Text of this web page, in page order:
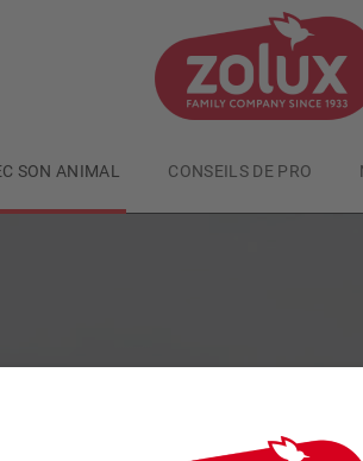
SON ANIMAL CONSEILS DE PRO